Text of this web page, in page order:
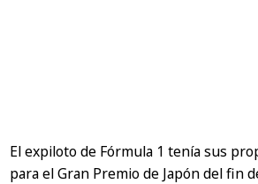
El expiloto de Fórmula 1 tenía sus
para el Gran Premio de Japón del fin